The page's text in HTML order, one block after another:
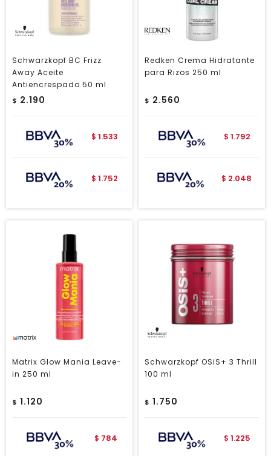
Schwarzkopf BC Frizz
Away Aceite
Antiencrespado 50 ml
$ 2.190
$ 1.533
$ 1.752
Redken Crema Hidratante
para Rizos 250 ml
$ 2.560
$ 1.792
$ 2.048
Matrix Glow Mania Leave-
in 250 ml
$ 1.120
$ 784
Schwarzkopf OSiS+ 3 Thrill
100 ml
$ 1.750
$ 1.225